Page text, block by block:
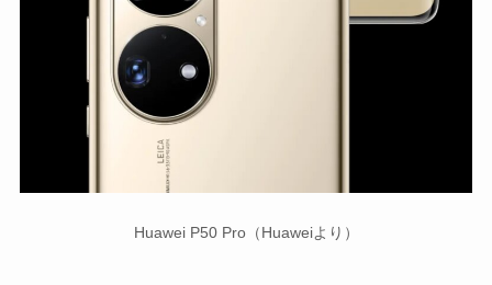
Huawei P50 Pro（Huaweiより）